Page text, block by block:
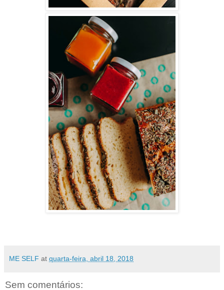
ME SELF at quarta-feira, abril 18, 2018
Sem comentários: